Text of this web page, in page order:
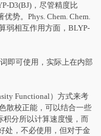
D3(BJ)，尽管精度比
势。Phys. Chem. Chem.
弱相互作用方面，BLYP-
即可使用，实际上在内部
Functional）方式来考
散校正能，可以结合一些
积分所以计算速度慢，而
处，不必使用，但对于金